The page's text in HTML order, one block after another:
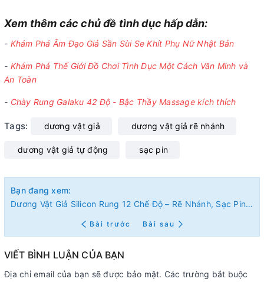
Xem thêm các chủ đề tình dục hấp dẫn:
- Khám Phá Âm Đạo Giả Sần Sùi Se Khít Phụ Nữ Nhật Bản
- Khám Phá Thế Giới Đồ Chơi Tình Dục Một Cách Văn Minh và
An Toàn
- Chày Rung Galaku 42 Độ - Bậc Thầy Massage kích thích
Tags: dương vật giả dương vật giả rẽ nhánh
dương vật giả tự động sạc pin
Bạn đang xem:
Dương Vật Giả Silicon Rung 12 Chế Độ – Rẽ Nhánh, Sạc Pin: Cuộc Cách Mạng Trong Thế Giới Đồ Chơi Tình Dục
Bài trước Bài sau
VIẾT BÌNH LUẬN CỦA BẠN
Địa chỉ email của bạn sẽ được bảo mật. Các trường bắt buộc